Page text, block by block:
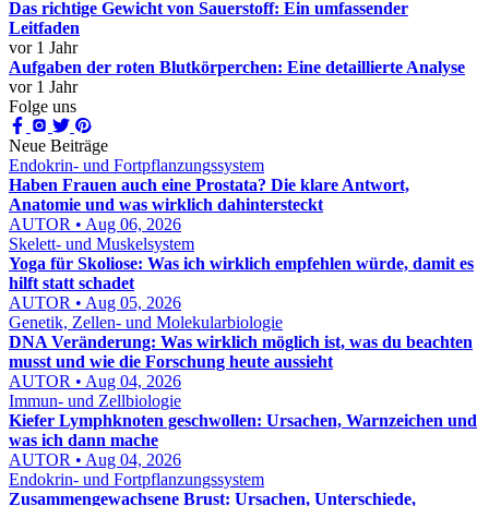
Das richtige Gewicht von Sauerstoff: Ein umfassender
Leitfaden
vor 1 Jahr
Aufgaben der roten Blutkörperchen: Eine detaillierte Analyse
vor 1 Jahr
Folge uns
Neue Beiträge
Endokrin- und Fortpflanzungssystem
Haben Frauen auch eine Prostata? Die klare Antwort,
Anatomie und was wirklich dahintersteckt
AUTOR • Aug 06, 2026
Skelett- und Muskelsystem
Yoga für Skoliose: Was ich wirklich empfehlen würde, damit es
hilft statt schadet
AUTOR • Aug 05, 2026
Genetik, Zellen- und Molekularbiologie
DNA Veränderung: Was wirklich möglich ist, was du beachten
musst und wie die Forschung heute aussieht
AUTOR • Aug 04, 2026
Immun- und Zellbiologie
Kiefer Lymphknoten geschwollen: Ursachen, Warnzeichen und
was ich dann mache
AUTOR • Aug 04, 2026
Endokrin- und Fortpflanzungssystem
Zusammengewachsene Brust: Ursachen, Unterschiede,